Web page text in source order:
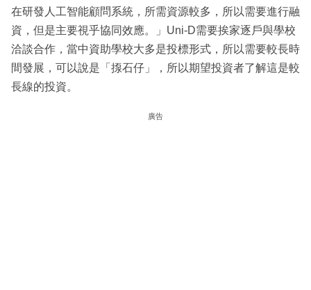
在研發人工智能顧問系統，所需資源較多，所以需要進行融
資，但是主要視乎協同效應。」Uni-D需要挨家逐戶與學校
洽談合作，當中資助學校大多是投標形式，所以需要較長時
間發展，可以說是「揼石仔」，所以期望投資者了解這是較
長線的投資。
廣告